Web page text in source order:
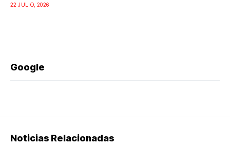
22 JULIO, 2026
Google
Noticias Relacionadas